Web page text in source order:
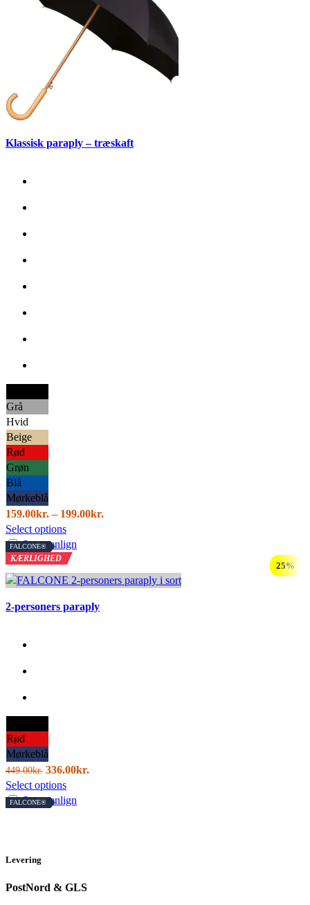
vælges
på
varesiden
FALCONE®
Klassisk paraply – træskaft
Grå
Hvid
Beige
Rød
Grøn
Blå
Mørkeblå
159.00kr. – 199.00kr.
Select optionsDette
vare
har
flere
varianter.
Mulighederne
Sammenlign
KÆRLIGHED
25%
FALCONE®
2-personers paraply
Rød
Mørkeblå
449.00kr. Den
oprindelige
pris
336.00kr.
Select optionsDette
vare
vælges
Sammenlign
Levering
PostNord & GLS